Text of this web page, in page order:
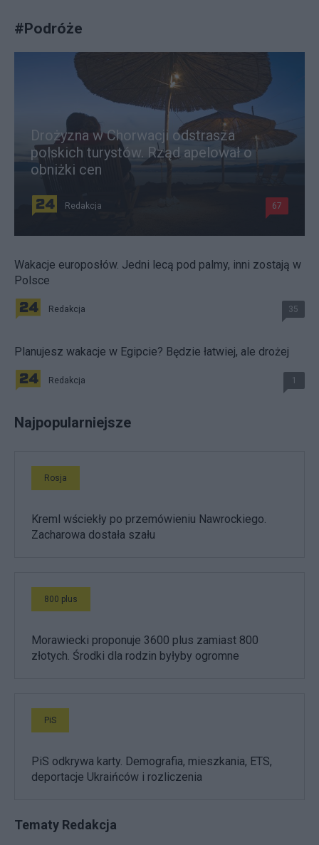
#Podróże
Drożyzna w Chorwacji odstrasza
polskich turystów. Rząd apelował o
obniżki cen
Redakcja 67
Wakacje europosłów. Jedni lecą pod palmy, inni zostają w
Polsce
Redakcja 35
Planujesz wakacje w Egipcie? Będzie łatwiej, ale drożej
Redakcja 1
Najpopularniejsze
Rosja
Kreml wściekły po przemówieniu Nawrockiego.
Zacharowa dostała szału
800 plus
Morawiecki proponuje 3600 plus zamiast 800
złotych. Środki dla rodzin byłyby ogromne
PiS
PiS odkrywa karty. Demografia, mieszkania, ETS,
deportacje Ukraińców i rozliczenia
Tematy Redakcja